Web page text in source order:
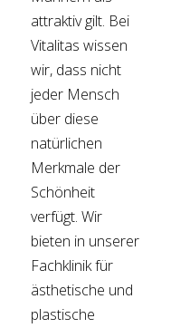
attraktiv gilt. Bei
Vitalitas wissen
wir, dass nicht
jeder Mensch
über diese
natürlichen
Merkmale der
Schönheit
verfügt. Wir
bieten in unserer
Fachklinik für
ästhetische und
plastische